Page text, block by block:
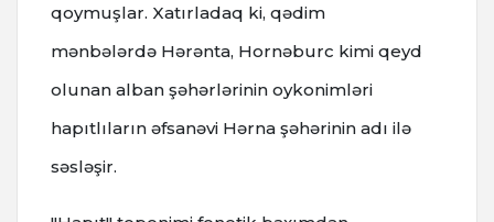
qoymuşlar. Xatırladaq ki, qədim
mənbələrdə Hərənta, Hornəburc kimi qeyd
olunan alban şəhərlərinin oykonimləri
hapıtlıların əfsanəvi Hərna şəhərinin adı ilə
səsləşir.